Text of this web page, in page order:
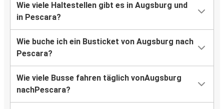
Wie viele Haltestellen gibt es in Augsburg und
in Pescara?
Wie buche ich ein Busticket von Augsburg nach
Pescara?
Wie viele Busse fahren täglich vonAugsburg
nachPescara?